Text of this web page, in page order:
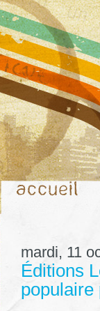
mardi, 11
Éditions
populaire